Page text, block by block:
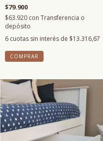
$79.900
$63.920 con Transferencia o
depósito
6 cuotas sin interés de $13.316,67
COMPRAR